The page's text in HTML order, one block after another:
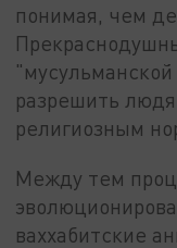
понимая, чем
разрешить
религиозным
Между тем
ваххабитские